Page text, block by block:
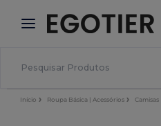
× App Egotier
Melhores preços na app!
Início Roupa Básica | Acessórios Camisas